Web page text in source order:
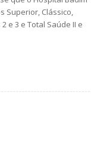
Clássico,
e 3 e Total Saúde II e